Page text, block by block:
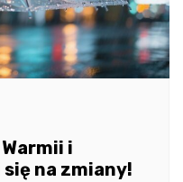
i
na zmiany!